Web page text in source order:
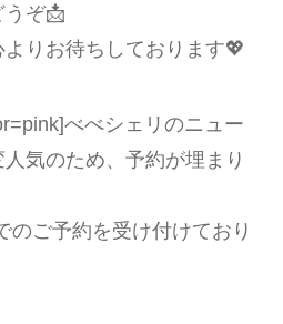
うぞ📩
りお待ちしております💖
べべシェリのニュー
気のため、予約が埋まり
のご予約を受け付けており